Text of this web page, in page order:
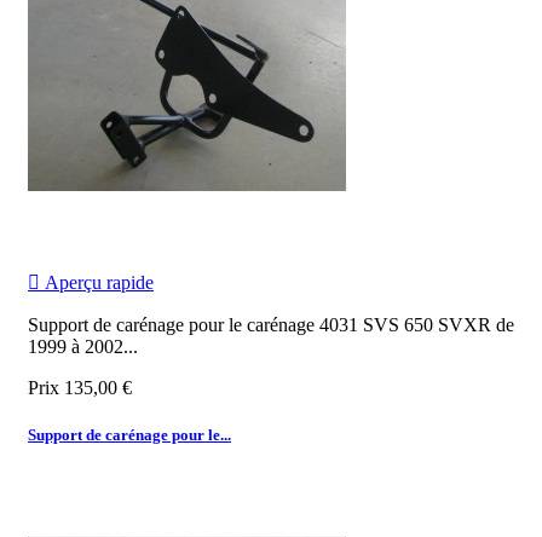
 Aperçu rapide
Support de carénage pour le carénage 4031 SVS 650 SVXR de
1999 à 2002...
Prix 135,00 €
Support de carénage pour le...